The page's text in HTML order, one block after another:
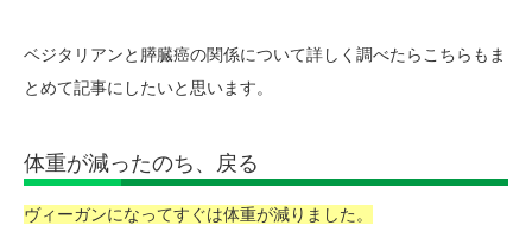
ベジタリアンと膵臓癌の関係について詳しく調べたらこちらもま
とめて記事にしたいと思います。
体重が減ったのち、戻る
ヴィーガンになってすぐは体重が減りました。